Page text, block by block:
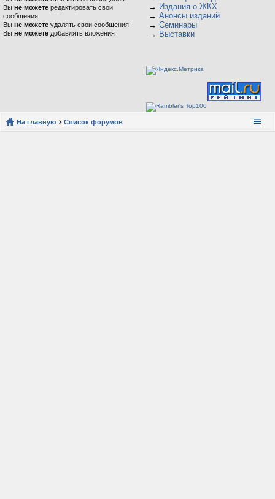
Вы не можете редактировать свои
сообщения
Вы не можете удалять свои сообщения
Вы не можете добавлять вложения
→ Издания о ЖКХ
→ Анонсы изданий
→ Семинары
→ Выставки
На главную Список форумов